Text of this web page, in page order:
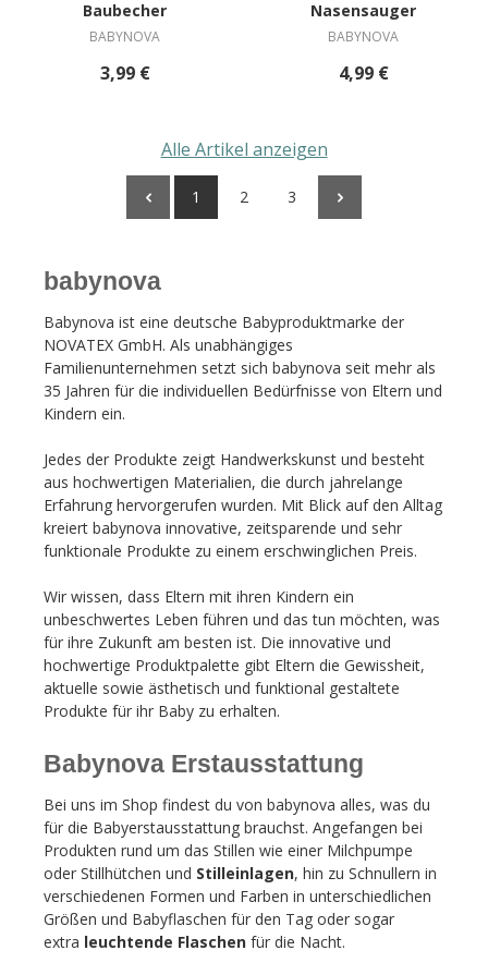
Baubecher
BABYNOVA
3,99 €
Nasensauger
BABYNOVA
4,99 €
Alle Artikel anzeigen
1 2 3
babynova
Babynova ist eine deutsche Babyproduktmarke der
NOVATEX GmbH. Als unabhängiges
Familienunternehmen setzt sich babynova seit mehr als
35 Jahren für die individuellen Bedürfnisse von Eltern und
Kindern ein.
Jedes der Produkte zeigt Handwerkskunst und besteht
aus hochwertigen Materialien, die durch jahrelange
Erfahrung hervorgerufen wurden. Mit Blick auf den Alltag
kreiert babynova innovative, zeitsparende und sehr
funktionale Produkte zu einem erschwinglichen Preis.
Wir wissen, dass Eltern mit ihren Kindern ein
unbeschwertes Leben führen und das tun möchten, was
für ihre Zukunft am besten ist. Die innovative und
hochwertige Produktpalette gibt Eltern die Gewissheit,
aktuelle sowie ästhetisch und funktional gestaltete
Produkte für ihr Baby zu erhalten.
Babynova Erstausstattung
Bei uns im Shop findest du von babynova alles, was du
für die Babyerstausstattung brauchst. Angefangen bei
Produkten rund um das Stillen wie einer Milchpumpe
oder Stillhütchen und Stilleinlagen, hin zu Schnullern in
verschiedenen Formen und Farben in unterschiedlichen
Größen und Babyflaschen für den Tag oder sogar
extra leuchtende Flaschen für die Nacht.